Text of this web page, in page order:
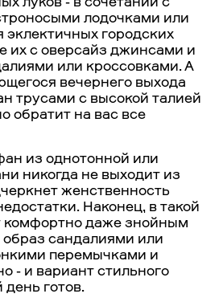
лодочками или
эклектичных городских
их с оверсайз джинсами и
или кроссовками. А
вечернего выхода
трусами с высокой талией
обратит на вас все
из однотонной или
никогда не выходит из
женственность
Наконец, в такой
комфортно даже знойным
сандалиями или
перемычками и
- и вариант стильного
готов.